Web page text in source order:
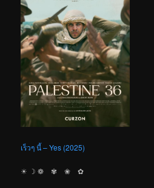
เร็วๆ นี้ – Yes (2025)
☀︎ ☽ ❁ ✾ ❀ ✿